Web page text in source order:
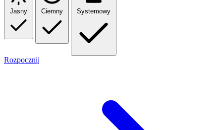
Jasny Ciemny Systemowy
Rozpocznij